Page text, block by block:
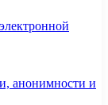
анонимности и